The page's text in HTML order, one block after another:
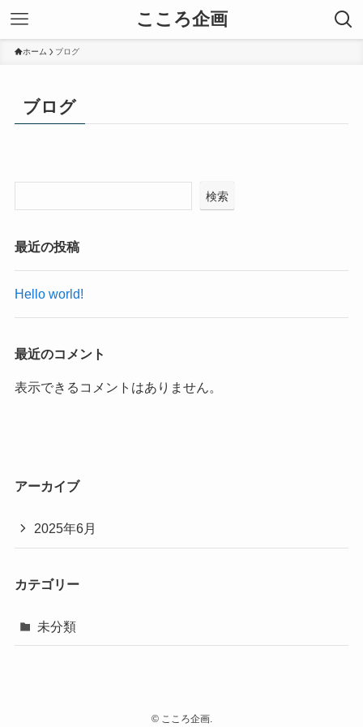
こころ企画
ホーム ブログ
ブログ
検索
最近の投稿
Hello world!
最近のコメント
表示できるコメントはありません。
アーカイブ
2025年6月
カテゴリー
未分類
©こころ企画.